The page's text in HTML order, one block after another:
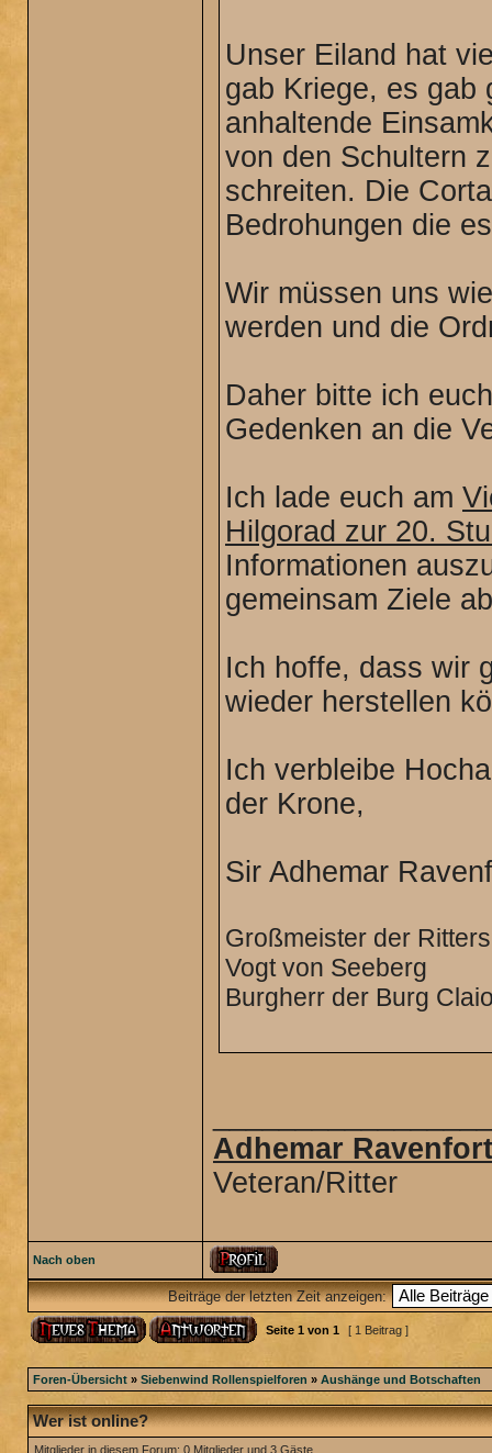
Unser Eiland hat
gab Kriege, es gab
anhaltende
von den Schultern
schreiten. Die
Bedrohungen die
Wir müssen uns
werden und die
Daher bitte ich
Gedenken an die
Ich lade euch am
Hilgorad zur 20.
Informationen
gemeinsam Ziele
Ich hoffe, dass wir
wieder herstellen
Ich verbleibe
der Krone,
Sir Adhemar
Großmeister der
Vogt von Seeberg
Burgherr der Burg
Adhemar
Veteran/Ritter
Nach oben
Beiträge der letzten Zeit anzeigen:
Seite 1 von 1 [ 1 Beitrag ]
Foren-Übersicht » Siebenwind Rollenspielforen » Aushänge und Botschaften
Wer ist online?
Mitglieder in diesem Forum: 0 Mitglieder und 3 Gäste